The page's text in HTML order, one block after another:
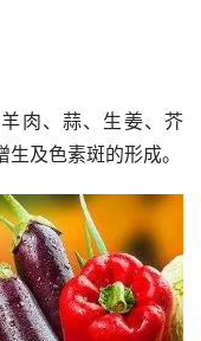
肉、蒜、生姜、芥
及色素斑的形成。